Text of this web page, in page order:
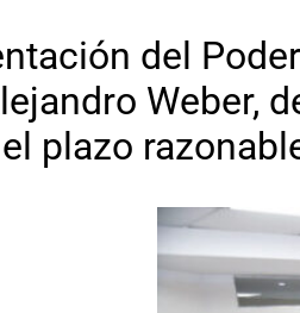
del
Weber,
plazo